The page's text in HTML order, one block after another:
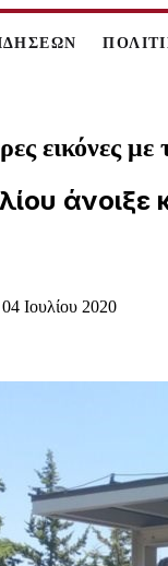
εικόνες με
Ιουλίου 2020